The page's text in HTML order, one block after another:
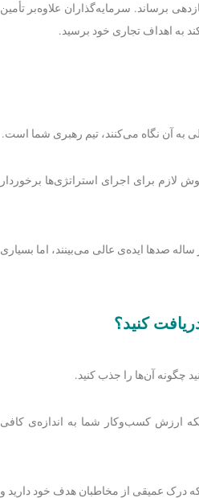
برساند. سرمایه‌گذاران علاوه‌بر تأمین
به اهداف تجاری خود برسید.
به آن نگاه می‌کنند، تیم رهبری شما است.
لازم برای اجرای استراتژی‌ها برخوردار
صدها ایده‌ی عالی می‌بینند، اما بسیاری
کنید؟
چگونه آن‌ها را جذب کنید.
ارزش کسب‌وکار شما به اندازه‌ی کافی
درک عمیقی از مخاطبان هدف خود دارید و